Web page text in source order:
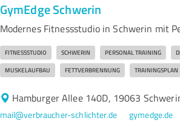
GymEdge Schwerin
Modernes Fitnessstudio in Schwerin mit
FITNESSSTUDIO SCHWERIN PERSONAL TRAINING
MUSKELAUFBAU FETTVERBRENNUNG TRAININGSPLAN
Hamburger Allee 140D, 19063
mail@verbraucher-schlichter.de gymedge.de